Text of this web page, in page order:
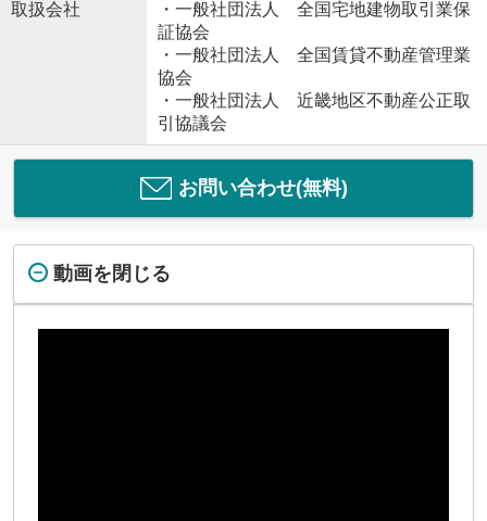
取扱会社
・一般社団法人 全国宅地建物取引業保
証協会
・一般社団法人 全国賃貸不動産管理業
協会
・一般社団法人 近畿地区不動産公正取
引協議会
お問い合わせ(無料)
動画を閉じる